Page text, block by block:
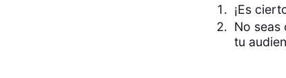
¡Es
No
tu